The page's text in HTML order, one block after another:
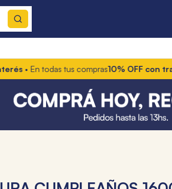
• En todas tus compras10% OFF con